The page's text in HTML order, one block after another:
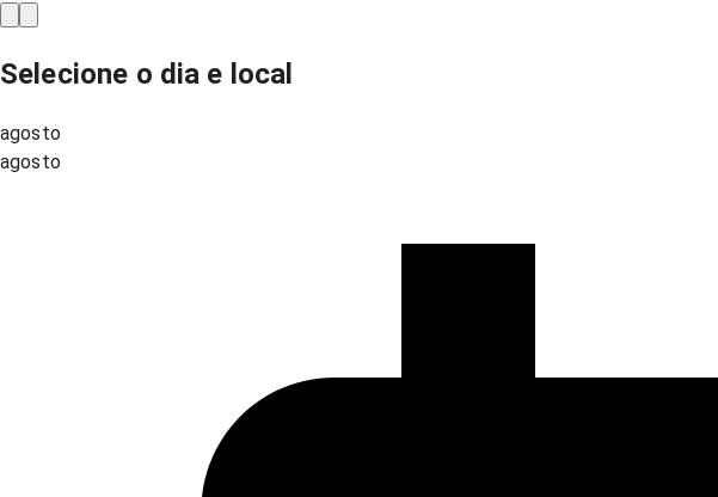
Selecione o dia e local
agosto
agosto